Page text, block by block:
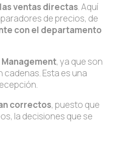
ventas directas. Aquí
de precios, de
con el departamento
, ya que son
Esta es una
correctos, puesto que
la decisiones que se